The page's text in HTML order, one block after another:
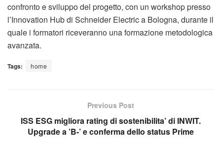
confronto e sviluppo del progetto, con un workshop presso
l’Innovation Hub di Schneider Electric a Bologna, durante il
quale i formatori riceveranno una formazione metodologica
avanzata.
Tags: home
Previous Post
ISS ESG migliora rating di sostenibilita’ di INWIT.
Upgrade a ’B-’ e conferma dello status Prime